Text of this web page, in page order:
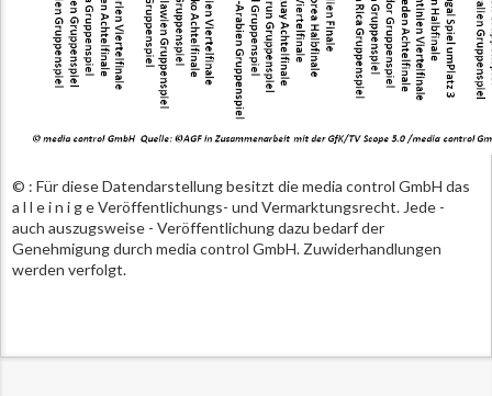
© : Für diese Datendarstellung besitzt die media control GmbH das
a l l e i n i g e Veröffentlichungs- und Vermarktungsrecht. Jede -
auch auszugsweise - Veröffentlichung dazu bedarf der
Genehmigung durch media control GmbH. Zuwiderhandlungen
werden verfolgt.